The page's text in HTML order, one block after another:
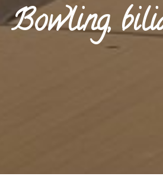
Bowling,